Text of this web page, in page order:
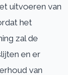
uitvoeren van
het
zal de
en er
van